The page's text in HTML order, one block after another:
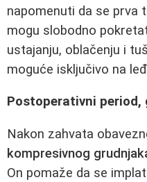
napomenuti da se prva
mogu slobodno
ustajanju, oblačenju i
moguće isključivo na
Postoperativni period,
Nakon zahvata
kompresivnog
On pomaže da se